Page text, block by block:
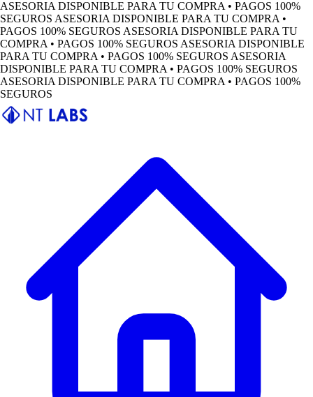
ASESORIA DISPONIBLE PARA TU COMPRA • PAGOS 100%
SEGUROS ASESORIA DISPONIBLE PARA TU COMPRA •
PAGOS 100% SEGUROS ASESORIA DISPONIBLE PARA TU
COMPRA • PAGOS 100% SEGUROS ASESORIA DISPONIBLE
PARA TU COMPRA • PAGOS 100% SEGUROS ASESORIA
DISPONIBLE PARA TU COMPRA • PAGOS 100% SEGUROS
ASESORIA DISPONIBLE PARA TU COMPRA • PAGOS 100%
SEGUROS